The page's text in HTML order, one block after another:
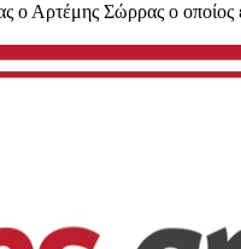
Αρτέμης Σώρρας ο οποίος